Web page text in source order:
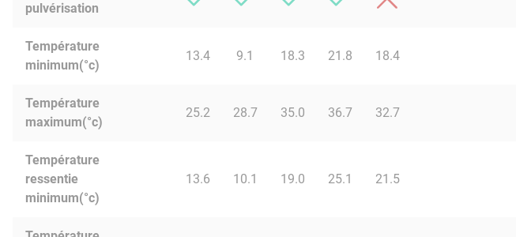
pulvérisation
Température
minimum(°c)
13.4 9.1 18.3 21.8 18.4
Température
maximum(°c)
25.2 28.7 35.0 36.7 32.7
Température
ressentie
minimum(°c)
13.6 10.1 19.0 25.1 21.5